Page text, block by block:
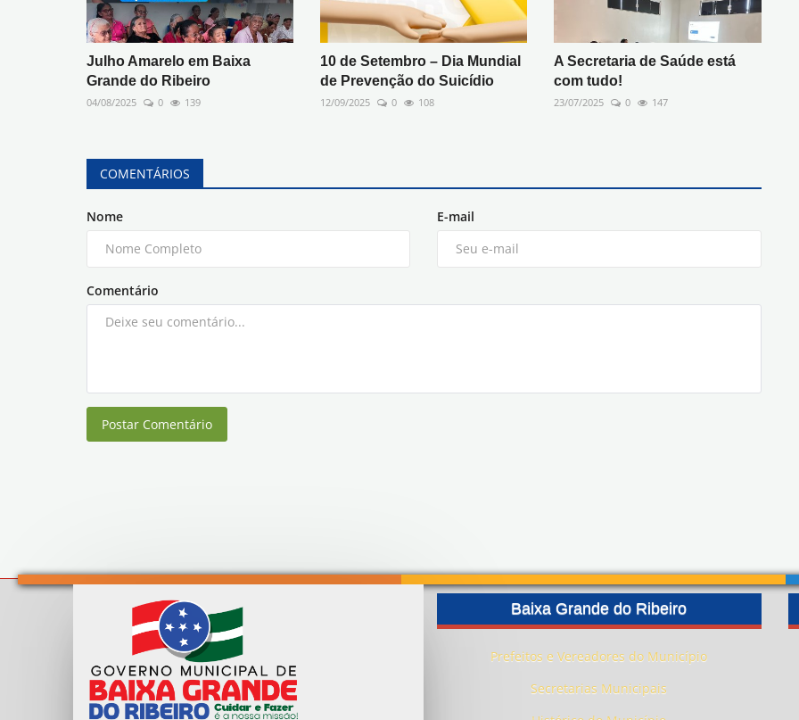
Julho Amarelo em Baixa
Grande do Ribeiro
04/08/2025 0 139
10 de Setembro – Dia Mundial
de Prevenção do Suicídio
12/09/2025 0 108
A Secretaria de Saúde está
com tudo!
23/07/2025 0 147
COMENTÁRIOS
Nome E-mail
Comentário
Postar Comentário
Baixa Grande do Ribeiro
Prefeitos e Vereadores do Município
Secretarias Municipais